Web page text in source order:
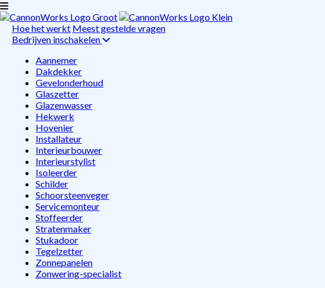
Hoe het werkt Meest gestelde vragen
Bedrijven inschakelen
Aannemer
Dakdekker
Gevelonderhoud
Glaszetter
Glazenwasser
Hekwerk
Hovenier
Installateur
Interieurbouwer
Interieurstylist
Isoleerder
Schilder
Schoorsteenveger
Servicemonteur
Stoffeerder
Stratenmaker
Stukadoor
Tegelzetter
Zonnepanelen
Zonwering-specialist